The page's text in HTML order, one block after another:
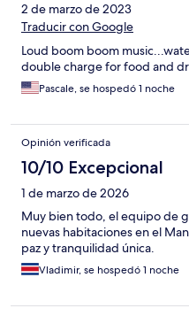
2 de marzo de 2023
Traducir con Google
Loud boom boom
double charge for food and
Pascale, se hospedó 1 noche
Opinión verificada
10/10 Excepcional
1 de marzo de 2026
Muy bien todo, el equipo de
nuevas habitaciones en el
paz y tranquilidad única.
Vladimir, se hospedó 1 noche